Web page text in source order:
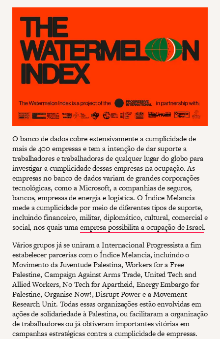
O banco de dados cobre extensivamente a cumplicidade de
mais de 400 empresas e tem a intenção de dar suporte a
trabalhadores e trabalhadoras de qualquer lugar do globo para
investigar a cumplicidade dessas empresas na ocupação. As
empresas no banco de dados variam de grandes corporações
tecnológicas, como a Microsoft, a companhias de seguros,
bancos, empresas de energia e logística. O Índice Melancia
mede a cumplicidade por meio de diferentes tipos de suporte,
incluindo financeiro, militar, diplomático, cultural, comercial e
social, nos quais umaempresa possibilita a ocupação de Israel.
Vários grupos já se uniram a Internacional Progressista a fim
estabelecer parcerias com o Índice Melancia, incluindo o
Movimento da Juventude Palestina, Workers for a Free
Palestine, Campaign Against Arms Trade, United Tech and
Allied Workers, No Tech for Apartheid, Energy Embargo for
Palestine, Organise Now!, Disrupt Power e a Movement
Research Unit. Todas essas organizações estão envolvidas em
ações de solidariedade à Palestina, ou facilitaram a organização
de trabalhadores ou já obtiveram importantes vitórias em
campanhas estratégicas contra a cumplicidade de empresas.